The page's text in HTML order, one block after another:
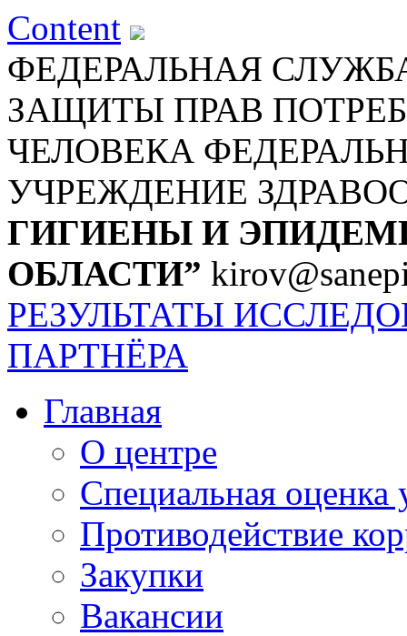
Content
ФЕДЕРАЛЬНАЯ
ЗАЩИТЫ ПРАВ
ЧЕЛОВЕКА
УЧРЕЖДЕНИЕ
ГИГИЕНЫ И
ОБЛАСТИ”
РЕЗУЛЬТАТЫ
ПАРТНЁРА
Главная
О центре
Специальная оценка
Противодействие
Закупки
Вакансии